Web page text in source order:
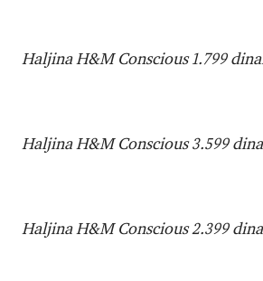
HaljinaH&M Conscious 1.799
HaljinaH&M Conscious 3.599
HaljinaH&M Conscious 2.399